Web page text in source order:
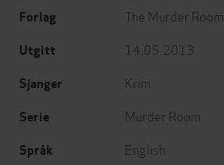
Forlag The Murder Room
Utgitt 14.05.2013
Sjanger Krim
Serie Murder Room
Språk English